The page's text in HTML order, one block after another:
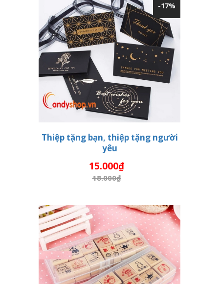
-17%
Thiệp tặng bạn, thiệp tặng người
yêu
15.000₫
18.000₫